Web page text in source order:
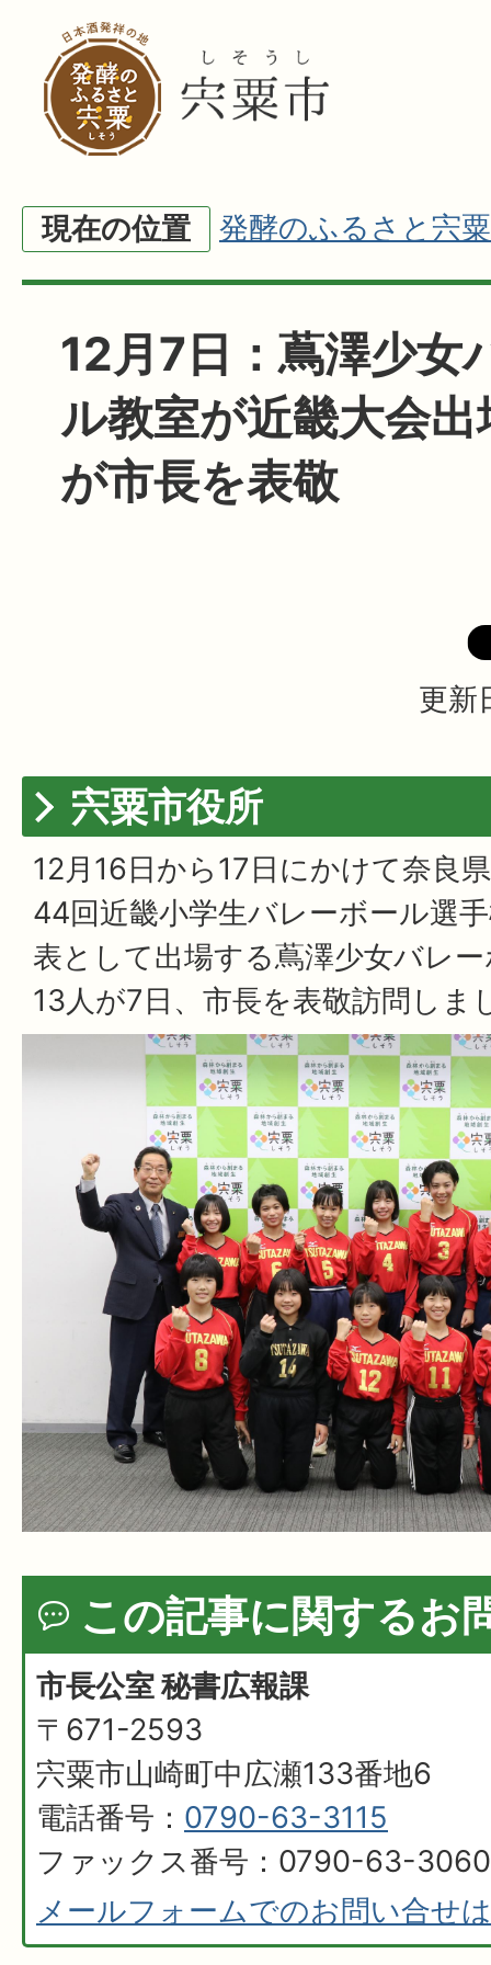
現在の位置 発酵のふるさと宍粟
12月7日：蔦澤少女
ル教室が近畿大会
が市長を表敬
更新
宍粟市役所
12月16日から17日にかけて奈良
44回近畿小学生バレーボール選
表として出場する蔦澤少女バレ
13人が7日、市長を表敬訪問しま
この記事に関するお
市長公室 秘書広報課
〒671-2593
宍粟市山崎町中広瀬133番地6
電話番号： 0790-63-3115
ファックス番号：0790-63-3060
メールフォームでのお問い合せ